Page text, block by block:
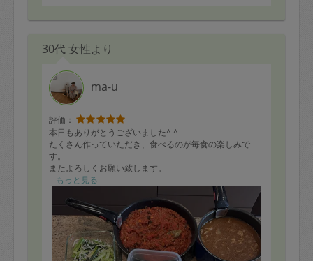
30代 女性より
ma-u
評価：
本日もありがとうございました^ ^
たくさん作っていただき、食べるのが毎食の楽しみで
す。
またよろしくお願い致します。
もっと見る